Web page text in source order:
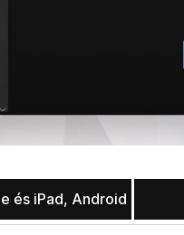
és iPad, Android